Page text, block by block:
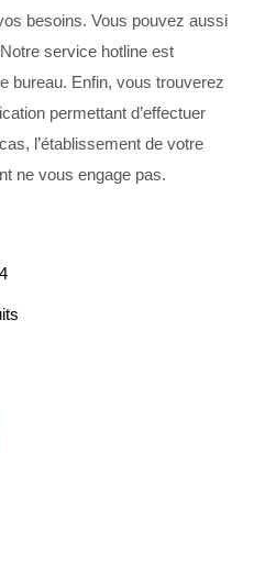
besoins. Vous pouvez aussi
service hotline est
bureau. Enfin, vous trouverez
permettant d’effectuer
l’établissement de votre
ne vous engage pas.